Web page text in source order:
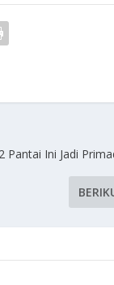
Pantai Ini Jadi